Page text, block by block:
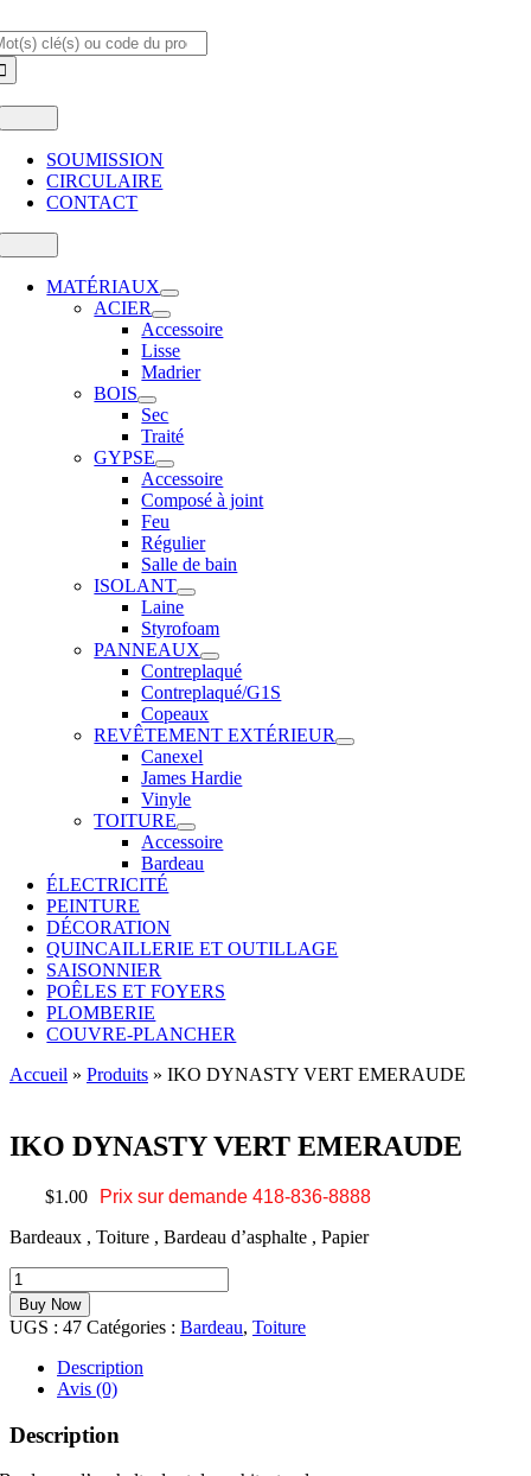
au
contenu
Navigation
SOUMISSION
CIRCULAIRE
CONTACT
Navigation
MATÉRIAUX
ACIER
Accessoire
Lisse
Madrier
BOIS
Sec
Traité
GYPSE
Accessoire
Composé à joint
Feu
Régulier
Salle de bain
ISOLANT
Laine
Styrofoam
PANNEAUX
Contreplaqué
Contreplaqué/G1S
Copeaux
REVÊTEMENT EXTÉRIEUR
Canexel
James Hardie
Vinyle
TOITURE
Accessoire
Bardeau
ÉLECTRICITÉ
PEINTURE
DÉCORATION
QUINCAILLERIE ET OUTILLAGE
SAISONNIER
POÊLES ET FOYERS
PLOMBERIE
COUVRE-PLANCHER
Accueil » Produits » IKO DYNASTY VERT EMERAUDE
IKO DYNASTY VERT EMERAUDE
$1.00
Prix sur demande 418-836-8888
Bardeaux , Toiture , Bardeau d’asphalte , Papier
quantité
de
IKO
DYNASTY
VERT
EMERAUDE
Buy Now
UGS : 47 Catégories : Bardeau, Toiture
Description
Avis (0)
Description